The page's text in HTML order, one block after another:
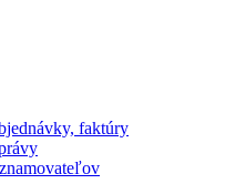
faktúry